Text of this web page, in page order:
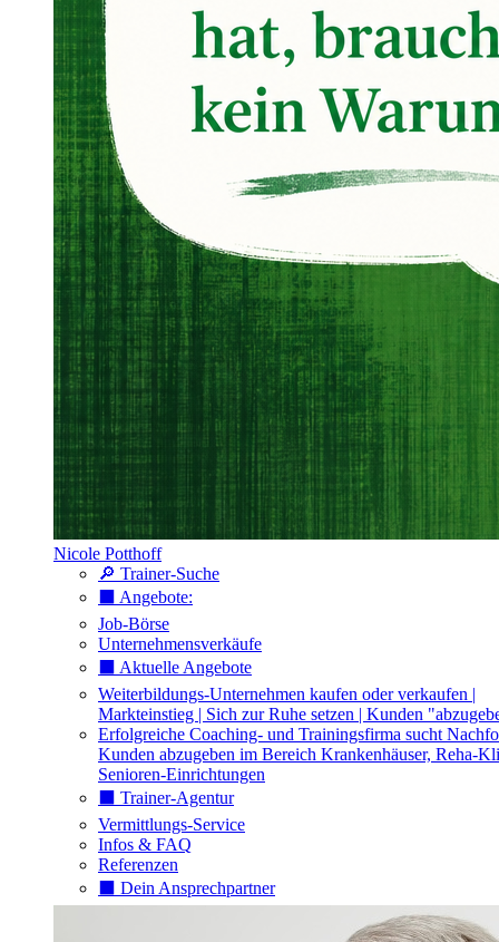
Nicole Potthoff
🔎 Trainer-Suche
⬛️ Angebote:
Job-Börse
Unternehmensverkäufe
⬛️ Aktuelle Angebote
Weiterbildungs-Unternehmen kaufen oder verkaufen |
Markteinstieg | Sich zur Ruhe setzen | Kunden
Erfolgreiche Coaching- und Trainingsfirma sucht
Kunden abzugeben im Bereich Krankenhäuser, Reha-
Senioren-Einrichtungen
⬛️ Trainer-Agentur
Vermittlungs-Service
Infos & FAQ
Referenzen
⬛️ Dein Ansprechpartner